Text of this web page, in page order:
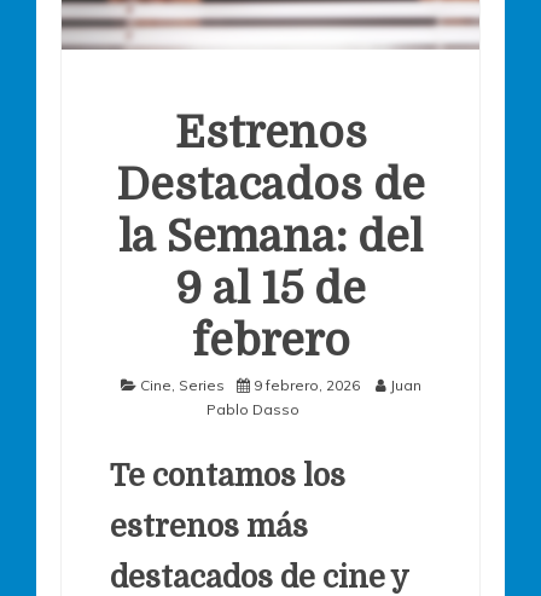
Estrenos
Destacados de
la Semana: del
9 al 15 de
febrero
Cine Series 9 febrero, 2026
Juan
Pablo Dasso
Te contamos los
estrenos más
destacados de cine y